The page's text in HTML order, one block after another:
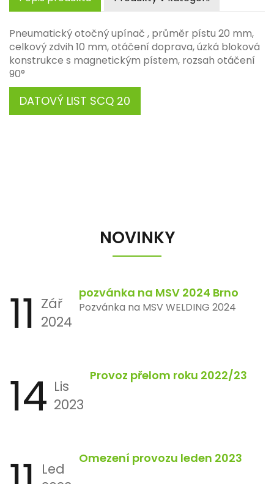
Pneumatický otočný upínač , průměr pístu 20 mm,
celkový zdvih 10 mm, otáčení doprava, úzká bloková
konstrukce s magnetickým pístem, rozsah otáčení
90°
DATOVÝ LIST SCQ 20
NOVINKY
11 Zář
2024
pozvánka na MSV 2024 Brno
Pozvánka na MSV WELDING 2024
14 Lis
2023
Provoz přelom roku 2022/23
Led
Omezení provozu leden 2023